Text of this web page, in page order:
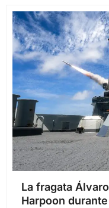
La fragata
Harpoon